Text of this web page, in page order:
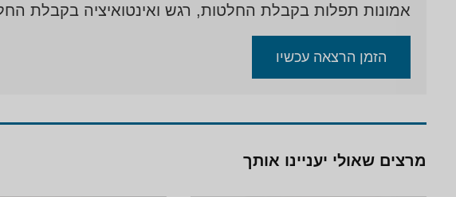
אמונות תפלות בקבלת החלטות, רגש ואינטואיציה בקבלת
הזמן הרצאה עכשיו
מרצים שאולי יעניינו אותך